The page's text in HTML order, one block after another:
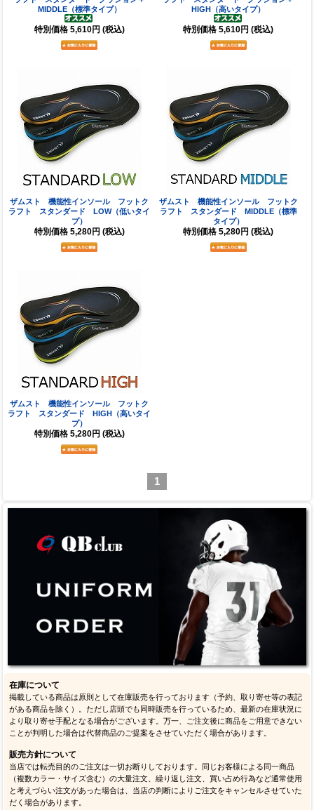
MIDDLE（標準タイプ）
特別価格 5,610円 (税込)
HIGH（高いタイプ）
特別価格 5,610円 (税込)
ザムスト 機能性インソール フットク
ラフト スタンダード LOW（低いタイ
プ）
特別価格 5,280円 (税込)
ザムスト 機能性インソール フットク
ラフト スタンダード MIDDLE（標準
タイプ）
特別価格 5,280円 (税込)
ザムスト 機能性インソール フットク
ラフト スタンダード HIGH（高いタイ
プ）
特別価格 5,280円 (税込)
1
在庫について
掲載している商品は原則として在庫販売を行っております（予約、取り寄せ等の表記
がある商品を除く）。ただし店頭でも同時販売を行っているため、最新の在庫状況に
より取り寄せ手配となる場合がございます。万一、ご注文後に商品をご用意できない
ことが判明した場合は代替商品のご提案をさせていただく場合があります。
販売方針について
当店では転売目的のご注文は一切お断りしております。同じお客様による同一商品
（複数カラー・サイズ含む）の大量注文、繰り返し注文、買い占め行為など通常使用
と考えづらい注文があった場合は、当店の判断によりご注文をキャンセルさせていた
だく場合があります。